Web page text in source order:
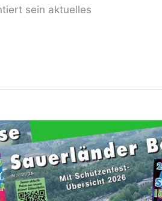
sein aktuelles